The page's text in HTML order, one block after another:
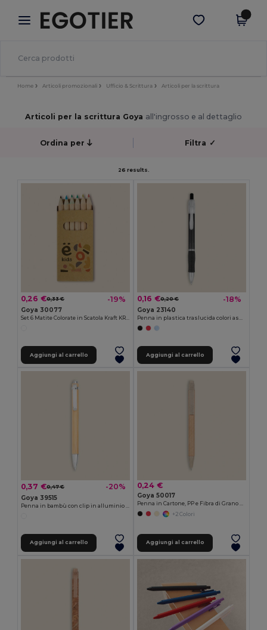
× App Egotier
Prezzi migliori sull'app!
Scarica app
Home Articoli promozionali Ufficio & Scrittura Articoli per la scrittura
Articoli per la scrittura Goya all'ingrosso e al dettaglio
Ordina per Filtra ✓
26 results.
0,26 €0,33 € -19%
Goya 30077
Set 6 Matite Colorate in Scatola Kraft KRAFT
Aggiungi al carrello
0,16 €0,20 € -18%
Goya 23140
Penna in plastica traslucida colori assortiti TRANSLUCENT
Aggiungi al carrello
0,37 €0,47 € -20%
Goya 39515
Aggiungi al carrello
0,24 €
Goya 50017
+2 Colori
Aggiungi al carrello